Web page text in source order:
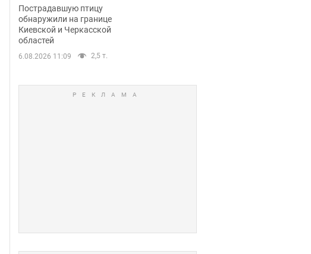
нетипичный маршрут.
Фото
Пострадавшую птицу
обнаружили на границе
Киевской и Черкасской
областей
6.08.2026 11:09 2,5 т.